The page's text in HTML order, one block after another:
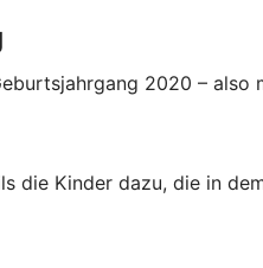
2020 –
die Kinder dazu, die in